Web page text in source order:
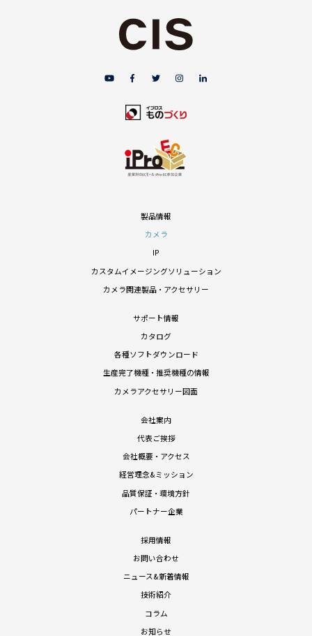
製品情報
カメラ
IP
カスタムイメージングソリューション
カメラ関連製品・アクセサリー
サポート情報
カタログ
各種ソフトダウンロード
生産完了機種・推奨機種の情報
カメラアクセサリー図面
会社案内
代表ご挨拶
会社概要・アクセス
経営理念&ミッション
品質保証・環境方針
パートナー企業
採用情報
お問い合わせ
ニュース&新着情報
技術紹介
コラム
お知らせ